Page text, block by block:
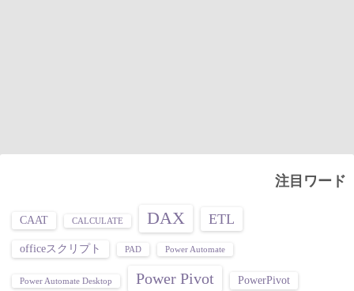
注目ワード
CAAT CALCULATE DAX ETL
officeスクリプト PAD Power Automate
Power Automate Desktop Power Pivot PowerPivot